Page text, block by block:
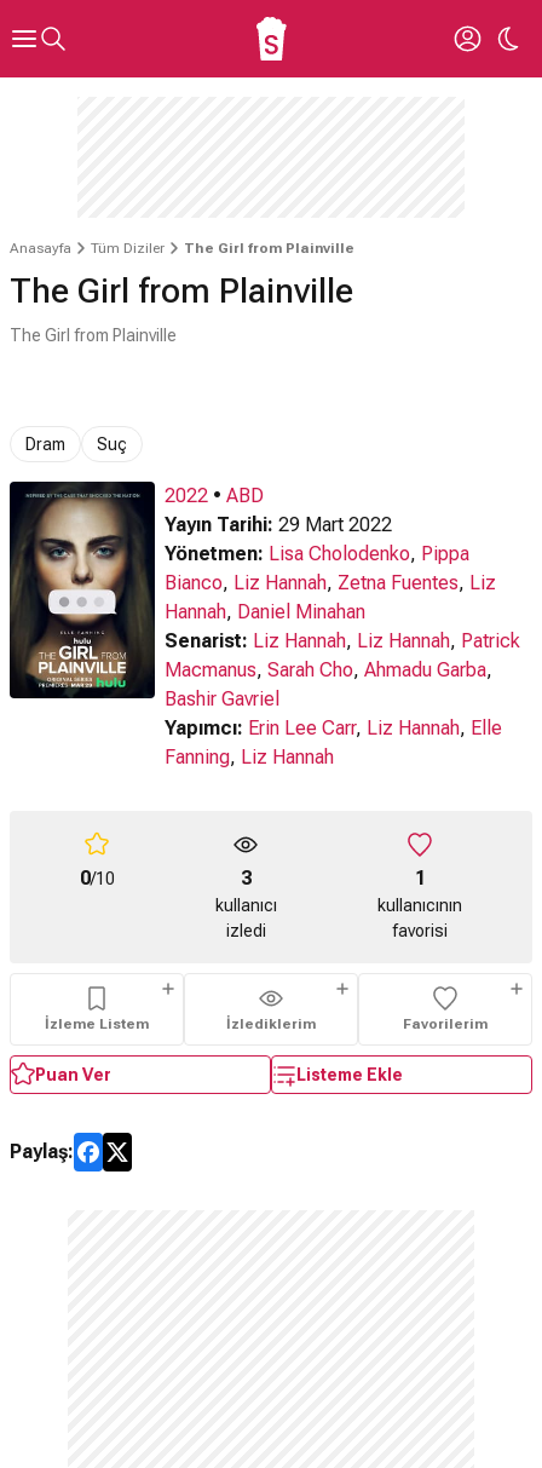
Anasayfa Tüm Diziler The Girl from Plainville
The Girl from Plainville
The Girl from Plainville
Dram Suç
2022 • ABD
Yayın Tarihi: 29 Mart 2022
Yönetmen: Lisa Cholodenko, Pippa
Bianco, Liz Hannah, Zetna Fuentes, Liz
Hannah, Daniel Minahan
Senarist: Liz Hannah, Liz Hannah, Patrick
Macmanus, Sarah Cho, Ahmadu Garba,
Bashir Gavriel
Yapımcı: Erin Lee Carr, Liz Hannah, Elle
Fanning, Liz Hannah
0/10 3
kullanıcı
izledi
1
kullanıcının
favorisi
İzleme Listem İzlediklerim Favorilerim
Puan Ver Listeme Ekle
Paylaş: